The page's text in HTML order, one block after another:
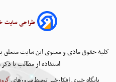
طراحی سایت
کلیه حقوق مادی و معنوی این سایت متعلق
استفاده از مطالب با